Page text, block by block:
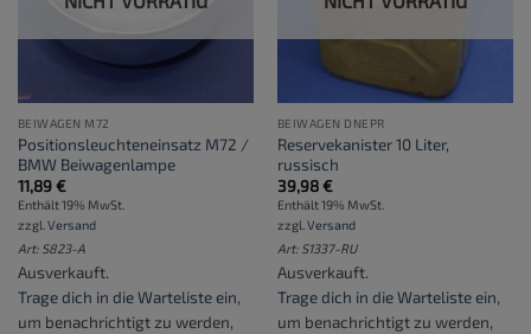
BEIWAGEN M72
Positionsleuchteneinsatz M72 /
BMW Beiwagenlampe
11,89€
Enthält 19% MwSt.
zzgl. Versand
Art: S823-A
Ausverkauft.
Trage dich in die Warteliste ein,
um benachrichtigt zu werden,
BEIWAGEN DNEPR
Reservekanister 10 Liter,
russisch
39,98€
Enthält 19% MwSt.
zzgl. Versand
Art: S1337-RU
Ausverkauft.
Trage dich in die Warteliste ein,
um benachrichtigt zu werden,